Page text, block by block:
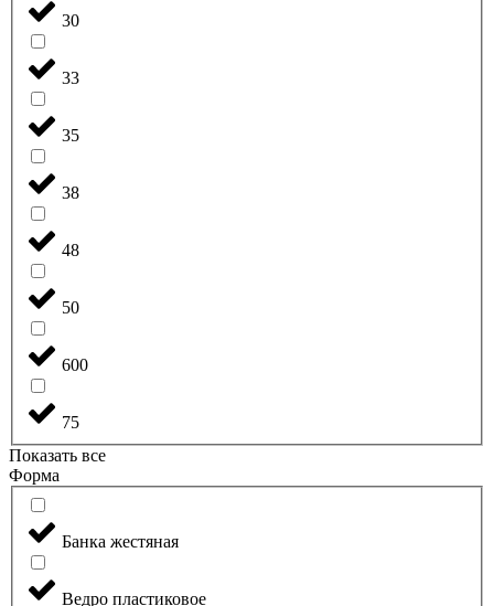
30
33
35
38
48
50
600
75
Показать все
Форма
Банка жестяная
Ведро пластиковое